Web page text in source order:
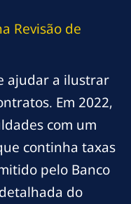
Revisão de
ajudar a ilustrar
Em 2022,
com um
continha taxas
pelo Banco
do